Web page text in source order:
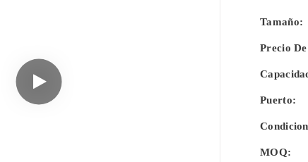
Tamaño:
Precio
Puerto:
MOQ: